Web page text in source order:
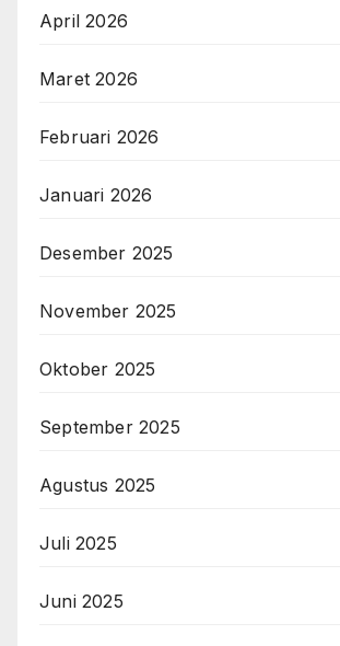
April 2026
Maret 2026
Februari 2026
Januari 2026
Desember 2025
November 2025
Oktober 2025
September 2025
Agustus 2025
Juli 2025
Juni 2025